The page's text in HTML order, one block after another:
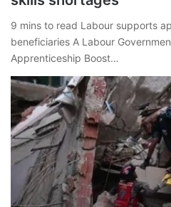
9 mins to read Labour supports
beneficiaries A Labour
Apprenticeship Boost…